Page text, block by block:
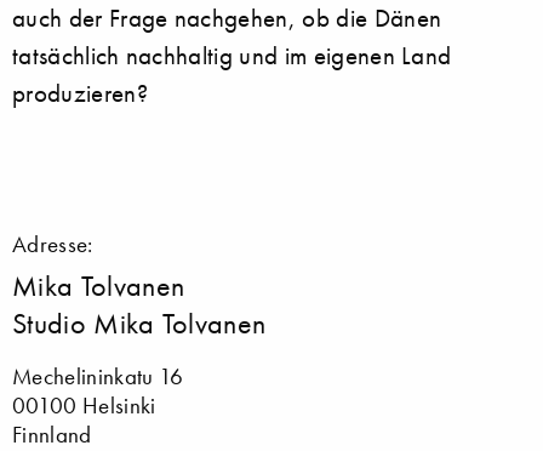
auch der Frage nachgehen, ob die Dänen
tatsächlich nachhaltig und im eigenen Land
produzieren?
Adresse:
Mika Tolvanen
Studio Mika Tolvanen
Mechelininkatu 16
00100 Helsinki
Finnland